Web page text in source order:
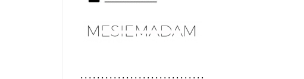
..............................